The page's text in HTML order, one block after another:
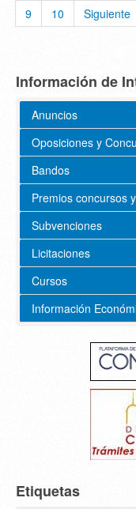
9
10 Siguiente
Información de
Anuncios
Oposiciones y
Bandos
Premios concursos
Subvenciones
Licitaciones
Cursos
Información
Etiquetas